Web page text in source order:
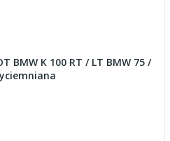
BMW K 100 RT / LT BMW 75 /